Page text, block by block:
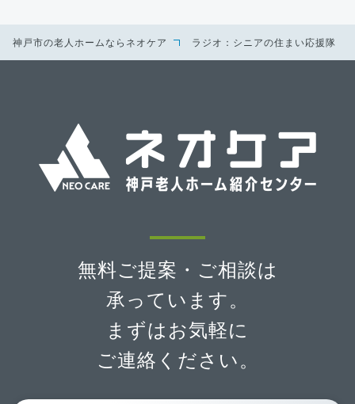
神戸市の老人ホームならネオケア ラジオ：シニアの住まい応援隊
無料ご提案・ご相談は
承っています。
まずはお気軽に
ご連絡ください。